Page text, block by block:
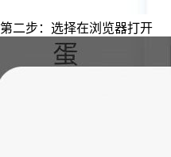
第二步：选择在浏览器打开